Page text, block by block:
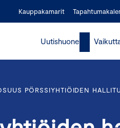
Kauppakamarit
Uutishuone
PÖRSSIYHTIÖIDEN